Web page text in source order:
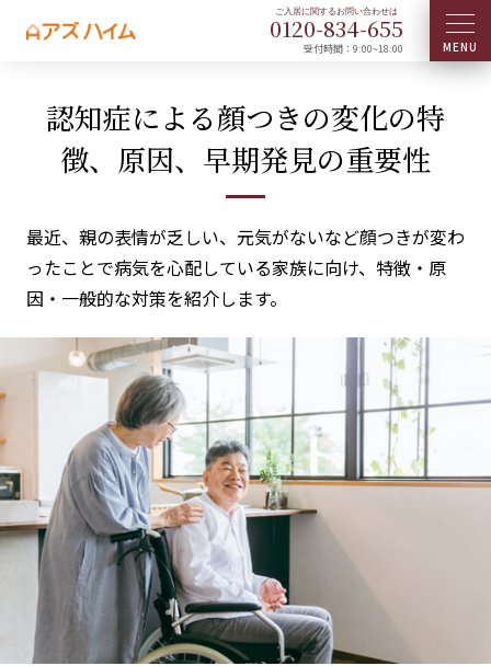
0120-834-655
受付時間：9:00~18:00
認知症による顔つきの変化の特
徴、原因、早期発見の重要性
最近、親の表情が乏しい、元気がないなど顔つきが変わ
ったことで病気を心配している家族に向け、特徴・原
因・一般的な対策を紹介します。